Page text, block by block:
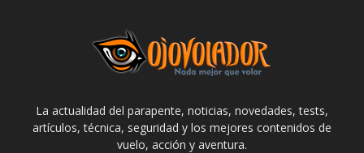
La actualidad del parapente, noticias, novedades, tests,
artículos, técnica, seguridad y los mejores contenidos de
vuelo, acción y aventura.